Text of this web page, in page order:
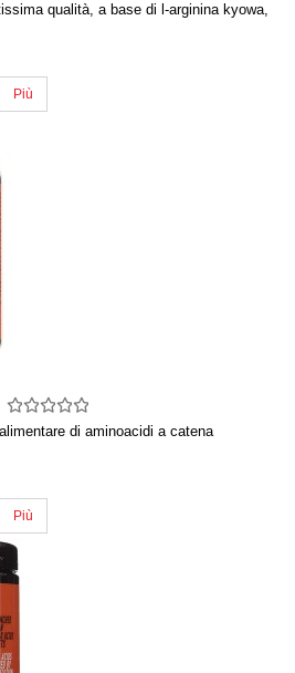
qualità, a base di l-arginina kyowa,
Più
di aminoacidi a catena
Più